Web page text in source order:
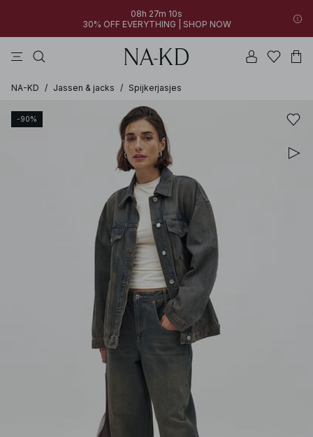
08h 27m 10s
30% OFF EVERYTHING | SHOP NOW
NA-KD / Jassen & jacks / Spijkerjasjes
-90%